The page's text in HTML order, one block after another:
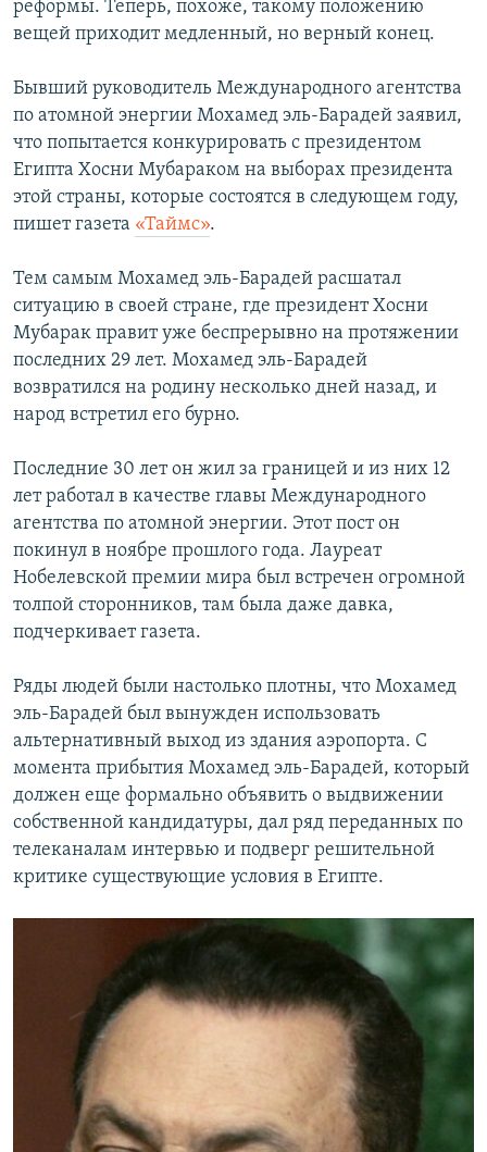
реформы. Теперь, похоже, такому положению
вещей приходит медленный, но верный конец.
Бывший руководитель Международного агентства
по атомной энергии Мохамед эль-Барадей заявил,
что попытается конкурировать с президентом
Египта Хосни Мубараком на выборах президента
этой страны, которые состоятся в следующем году,
пишет газета «Таймс».
Тем самым Мохамед эль-Барадей расшатал
ситуацию в своей стране, где президент Хосни
Мубарак правит уже беспрерывно на протяжении
последних 29 лет. Мохамед эль-Барадей
возвратился на родину несколько дней назад, и
народ встретил его бурно.
Последние 30 лет он жил за границей и из них 12
лет работал в качестве главы Международного
агентства по атомной энергии. Этот пост он
покинул в ноябре прошлого года. Лауреат
Нобелевской премии мира был встречен огромной
толпой сторонников, там была даже давка,
подчеркивает газета.
Ряды людей были настолько плотны, что Мохамед
эль-Барадей был вынужден использовать
альтернативный выход из здания аэропорта. С
момента прибытия Мохамед эль-Барадей, который
должен еще формально объявить о выдвижении
собственной кандидатуры, дал ряд переданных по
телеканалам интервью и подверг решительной
критике существующие условия в Египте.